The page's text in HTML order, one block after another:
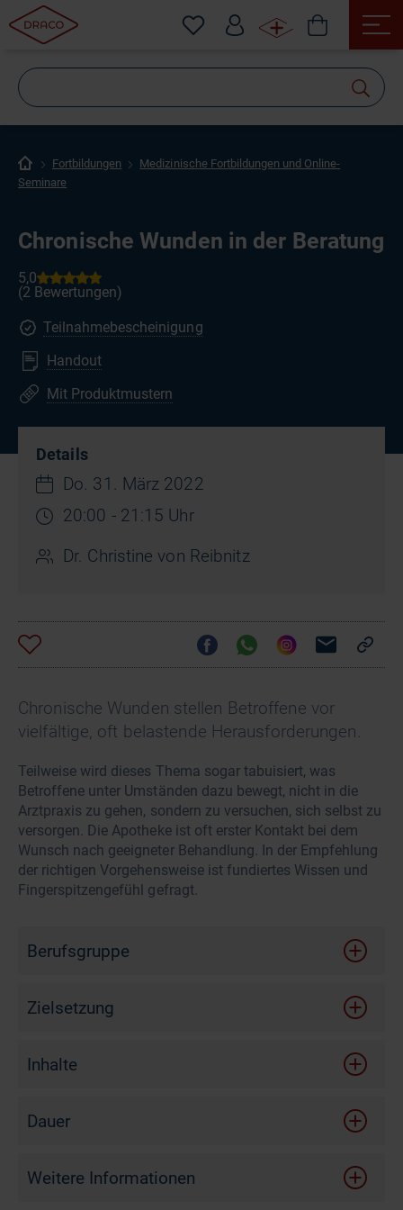
Fortbildungen
Medizinische Fortbildungen und Online-
Seminare
Chronische Wunden in der Beratung
Teilnahmebescheinigung
Handout
Mit Produktmustern
Details
Do. 31. März 2022
20:00 - 21:15 Uhr
Dr. Christine von Reibnitz
Chronische Wunden stellen Betroffene vor
vielfältige, oft belastende Herausforderungen.
Teilweise wird dieses Thema sogar tabuisiert, was
Betroffene unter Umständen dazu bewegt, nicht in die
Arztpraxis zu gehen, sondern zu versuchen, sich selbst zu
versorgen. Die Apotheke ist oft erster Kontakt bei dem
Wunsch nach geeigneter Behandlung. In der Empfehlung
der richtigen Vorgehensweise ist fundiertes Wissen und
Fingerspitzengefühl gefragt.
Berufsgruppe
Zielsetzung
schätzen Sie die Ursachen und Hintergründe ein,
unterscheiden Sie die Wundauflagen für
fühlen Sie sich mit der Bedarfsermittlung und den
Inhalte
Erkrankungen, die chronische Wunden begünstigen
Wundauflagen
Dauer
Weitere Informationen
suchen